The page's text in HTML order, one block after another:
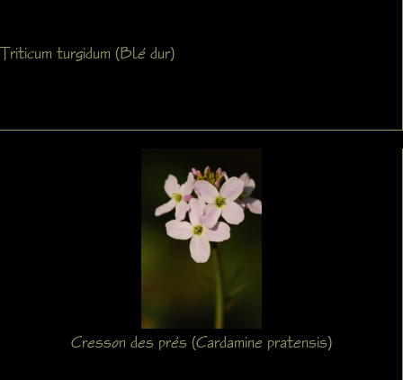
Triticum turgidum (Blé dur)
Cresson des prés (Cardamine pratensis)